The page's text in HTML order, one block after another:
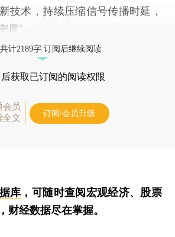
技术，持续压缩信号传播时延，
”。
计2189字 订阅后继续阅读
后获取已订阅的阅读权限
会员
全文
订阅/会员升级
库 ，可随时查阅宏观经济、股票
财经数据尽在掌握。